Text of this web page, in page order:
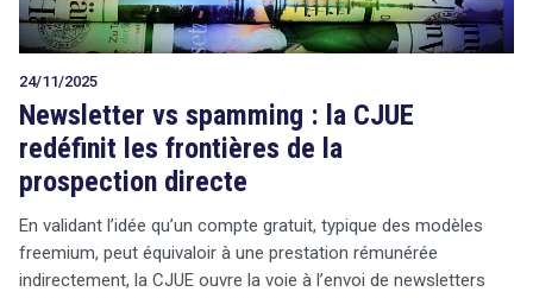
24/11/2025
Newsletter vs spamming : la CJUE
redéfinit les frontières de la
prospection directe
En validant l’idée qu’un compte gratuit, typique des modèles
freemium, peut équivaloir à une prestation rémunérée
indirectement, la CJUE ouvre la voie à l’envoi de newsletters